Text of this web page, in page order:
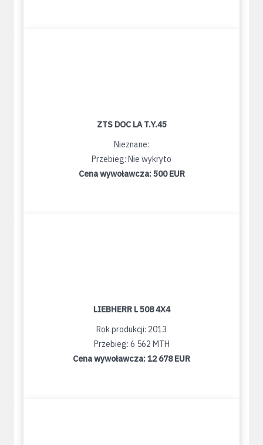
ZTS DOC LA T.Y.45
Nieznane:
Przebieg: Nie wykryto
Cena wywoławcza:500 EUR
LIEBHERR L 508 4X4
Rok produkcji: 2013
Przebieg: 6 562 MTH
Cena wywoławcza:12 678 EUR